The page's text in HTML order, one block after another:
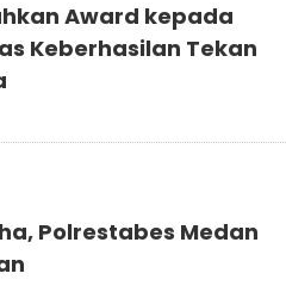
Award kepada
Keberhasilan Tekan
Polrestabes Medan